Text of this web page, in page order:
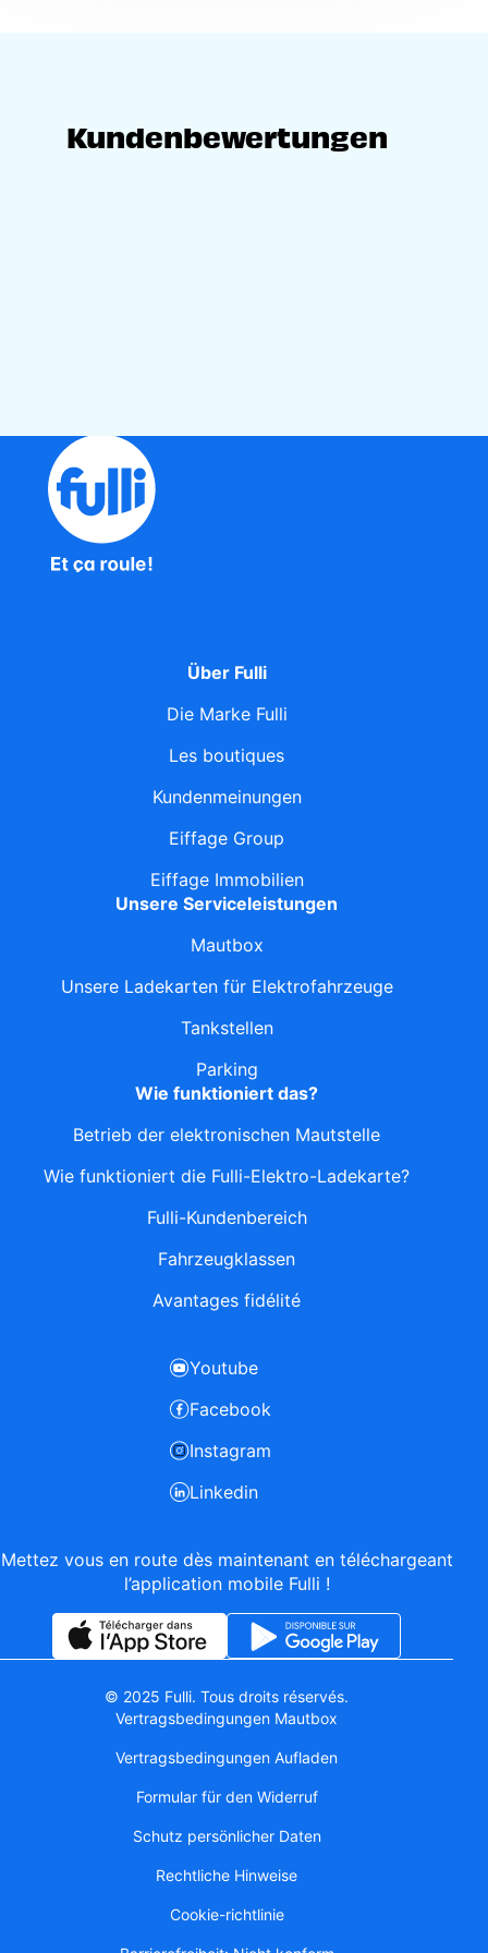
Kundenbewertungen
Mettez vous en route dès maintenant en téléchargeant
l’application mobile Fulli !
Über Fulli
Die Marke Fulli
Les boutiques
Kundenmeinungen
Eiffage Group
Eiffage Immobilien
Unsere Serviceleistungen
Mautbox
Unsere Ladekarten für Elektrofahrzeuge
Tankstellen
Parking
Wie funktioniert das?
Betrieb der elektronischen Mautstelle
Wie funktioniert die Fulli-Elektro-Ladekarte?
Fulli-Kundenbereich
Fahrzeugklassen
Avantages fidélité
Youtube
Facebook
Instagram
Linkedin
© 2025 Fulli. Tous droits réservés.
Vertragsbedingungen Mautbox
Vertragsbedingungen Aufladen
Formular für den Widerruf
Schutz persönlicher Daten
Rechtliche Hinweise
Cookie-richtlinie